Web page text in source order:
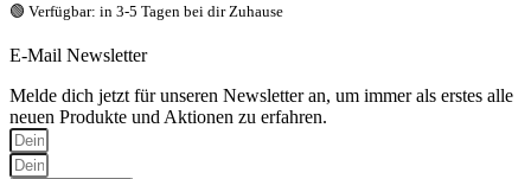
🟢 Verfügbar: in 3-5 Tagen bei dir Zuhause
E-Mail Newsletter
Melde dich jetzt für unseren Newsletter an, um immer als erstes alle
neuen Produkte und Aktionen zu erfahren.